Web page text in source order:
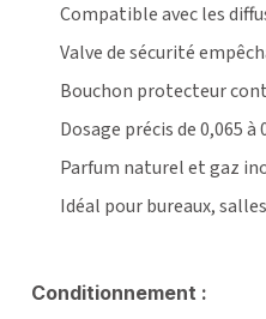
Compatible avec les
Valve de sécurité
Bouchon protecteur
Dosage précis de 0,065
Parfum naturel et gaz
Idéal pour bureaux,
Conditionnement :